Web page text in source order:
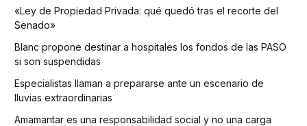
«Ley de Propiedad Privada: qué quedó tras el recorte del
Senado»
Blanc propone destinar a hospitales los fondos de las PASO
si son suspendidas
Especialistas llaman a prepararse ante un escenario de
lluvias extraordinarias
Amamantar es una responsabilidad social y no una carga